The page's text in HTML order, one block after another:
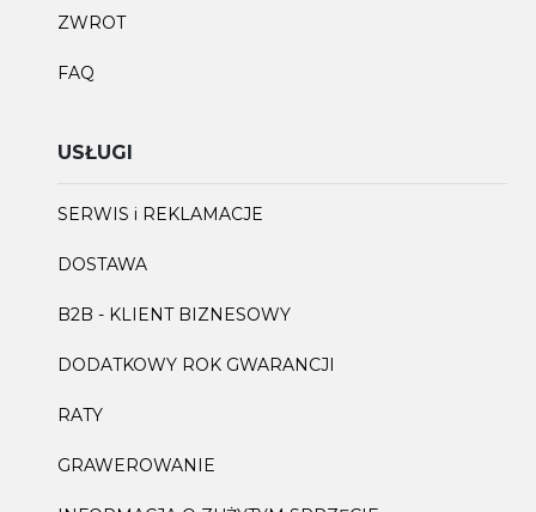
ZWROT
FAQ
USŁUGI
SERWIS i REKLAMACJE
DOSTAWA
B2B - KLIENT BIZNESOWY
DODATKOWY ROK GWARANCJI
RATY
GRAWEROWANIE